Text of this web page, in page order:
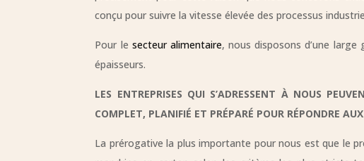
conçu pour suivre la vitesse élevée des processus
Pour le secteur alimentaire, nous disposons d’une
épaisseurs.
LES ENTREPRISES QUI S’ADRESSENT À NOUS
COMPLET, PLANIFIÉ ET PRÉPARÉ POUR RÉPONDRE
La prérogative la plus importante pour nous est que le